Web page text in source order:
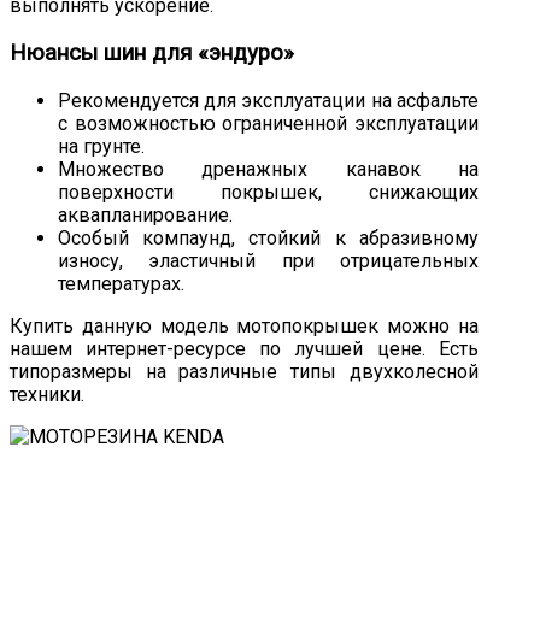
выполнять ускорение.
Нюансы шин для «эндуро»
Рекомендуется для эксплуатации на асфальте
с возможностью ограниченной эксплуатации
на грунте.
Множество дренажных канавок на
поверхности покрышек, снижающих
аквапланирование.
Особый компаунд, стойкий к абразивному
износу, эластичный при отрицательных
температурах.
Купить данную модель мотопокрышек можно на
нашем интернет-ресурсе по лучшей цене. Есть
типоразмеры на различные типы двухколесной
техники.